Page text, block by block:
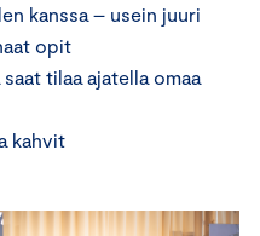
kanssa – usein juuri
opit
tilaa ajatella omaa
kahvit